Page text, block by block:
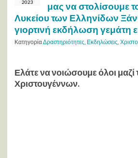
2023
μας να στολίσουμε
Λυκείου των Ελληνίδων
γιορτινή εκδήλωση γεμάτη
ΚατηγορίαΔραστηριότητες, Εκδηλώσεις,
Ελάτε να νοιώσουμε όλοι
Χριστουγέννων.